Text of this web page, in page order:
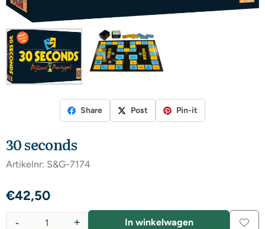
Share Post Pin-it
30 seconds
Artikelnr: S&G-7174
€42,50
+
- In winkelwagen